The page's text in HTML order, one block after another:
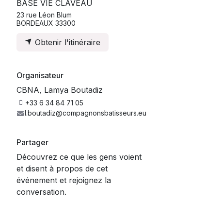
BASE VIE CLAVEAU
23 rue Léon Blum
BORDEAUX 33300
Obtenir l'itinéraire
Organisateur
CBNA, Lamya Boutadiz
+33 6 34 84 71 05
l.boutadiz@compagnonsbatisseurs.eu
Partager
Découvrez ce que les gens voient
et disent à propos de cet
événement et rejoignez la
conversation.